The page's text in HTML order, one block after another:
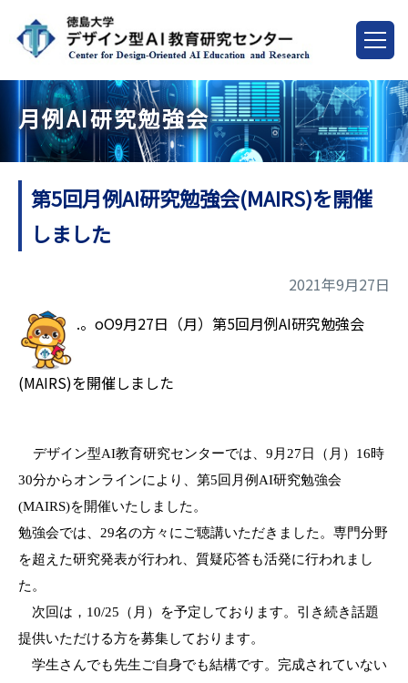
月例AI研究勉強会
第5回月例AI研究勉強会(MAIRS)を開催
しました
2021年9月27日
.。oO9月27日（月）第5回月例AI研究勉強会
(MAIRS)を開催しました
デザイン型AI教育研究センターでは、9月27 日 （月） 16時
30分からオンラインにより、 第5回 月例AI研究勉強会
(MAIRS)を開催いたしました。
勉強会では、29名の方々にご聴講いただきました。 専門分野
を超えた研究発表が行われ、質疑応答も活発に行われまし
た。
次回は ，10/25 （ 月）を予定しております。引き続き話題
提供いただける方を募集しております。
学生さんでも先生ご自身でも結構です。完成されていない